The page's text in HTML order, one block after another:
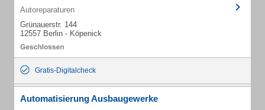
Autoreparaturen
Grünauerstr. 144
12557 Berlin - Köpenick
Gratis-Digitalcheck
Automatisierung Ausbaugewerke